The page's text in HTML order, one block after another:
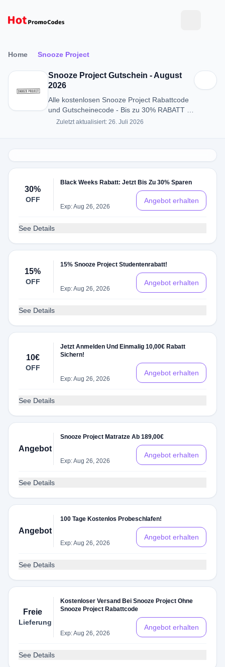
Home Snooze Project
Snooze Project Gutschein - August
2026
Alle kostenlosen Snooze Project Rabattcode
und Gutscheinecode - Bis zu 30% RABATT in
August 2026
Zuletzt aktualisiert: 26. Juli 2026
30%
OFF
Black Weeks Rabatt: Jetzt Bis Zu 30% Sparen
Exp: Aug 26, 2026
Angebot erhalten
See Details
15%
OFF
15% Snooze Project Studentenrabatt!
Exp: Aug 26, 2026
Angebot erhalten
See Details
10€
OFF
Jetzt Anmelden Und Einmalig 10,00€ Rabatt
Sichern!
Exp: Aug 26, 2026
Angebot erhalten
See Details
Angebot
Snooze Project Matratze Ab 189,00€
Exp: Aug 26, 2026
Angebot erhalten
See Details
Angebot
100 Tage Kostenlos Probeschlafen!
Exp: Aug 26, 2026
Angebot erhalten
See Details
Freie
Lieferung
Kostenloser Versand Bei Snooze Project Ohne
Snooze Project Rabattcode
Exp: Aug 26, 2026
Angebot erhalten
See Details